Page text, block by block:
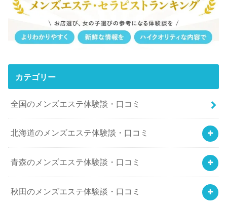
カテゴリー
全国のメンズエステ体験談・口コミ
北海道のメンズエステ体験談・口コミ
青森のメンズエステ体験談・口コミ
秋田のメンズエステ体験談・口コミ